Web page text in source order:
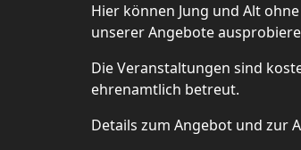
Hier können Jung und Alt
unserer Angebote
Die Veranstaltungen sind
ehrenamtlich betreut.
Details zum Angebot und zur